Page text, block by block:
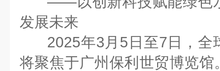
发展未来
2025年3月5日至7日
，
将聚焦于广州保利世贸博览馆